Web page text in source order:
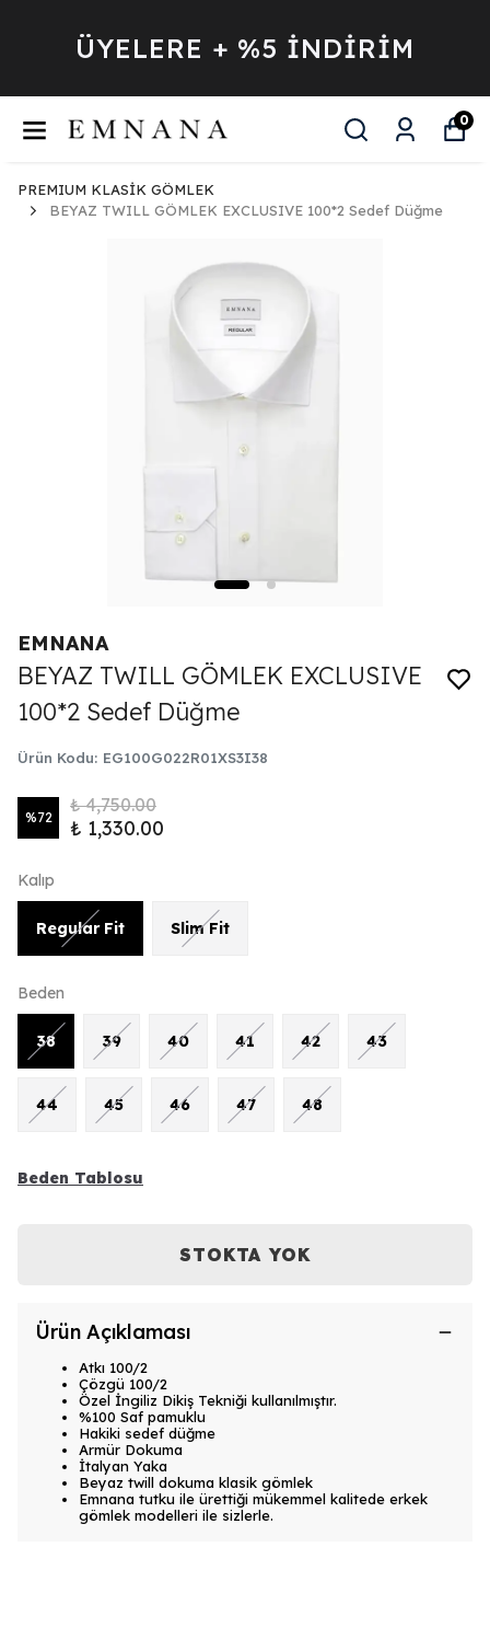
ÜYELERE + %5 İNDİRİM
0
PREMIUM KLASİK GÖMLEK
BEYAZ TWILL GÖMLEK EXCLUSIVE 100*2 Sedef Düğme
EMNANA
BEYAZ TWILL GÖMLEK EXCLUSIVE
100*2 Sedef Düğme
Ürün Kodu: EG100G022R01XS3I38
%72
₺ 4,750.00
₺ 1,330.00
Kalıp
Regular Fit Slim Fit
Beden
38 39 40 41 42 43
44 45 46 47 48
Beden Tablosu
STOKTA YOK
Ürün Açıklaması
Atkı 100/2
Çözgü 100/2
Özel İngiliz Dikiş Tekniği kullanılmıştır.
%100 Saf pamuklu
Hakiki sedef düğme
Armür Dokuma
İtalyan Yaka
Beyaz twill dokuma klasik gömlek
Emnana tutku ile ürettiği mükemmel kalitede erkek
gömlek modelleri ile sizlerle.